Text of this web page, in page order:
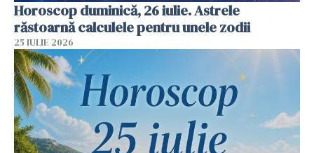
Horoscop duminică, 26 iulie. Astrele
răstoarnă calculele pentru unele zodii
25 IULIE 2026